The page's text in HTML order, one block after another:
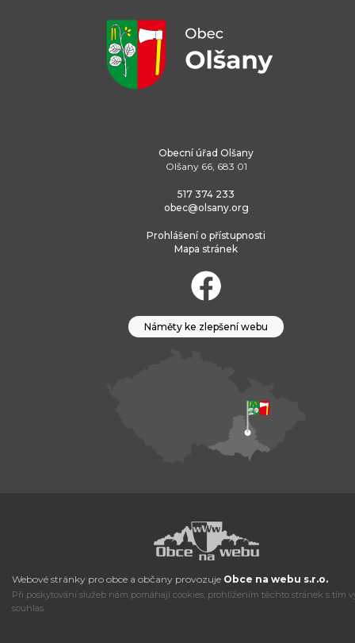
Obecní úřad Olšany
Olšany 66, 683 01
517 374 233
obec@olsany.org
Prohlášení o přístupnosti
Mapa stránek
Náměty ke zlepšení webu
Webové stránky pro obce a občany provozuje Obce na webu s.r.o.
Při poskytování služeb nám pomáhají cookies, prohlížením těchto stránek s tím
souhlas.